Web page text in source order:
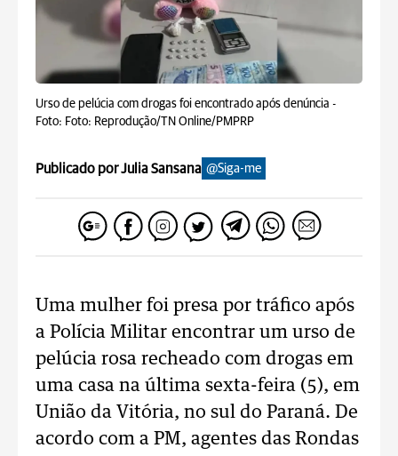
Urso de pelúcia com drogas foi encontrado após denúncia -
Foto: Foto: Reprodução/TN Online/PMPRP
Publicado por Julia Sansana @Siga-me
Uma mulher foi presa por tráfico após
a Polícia Militar encontrar um urso de
pelúcia rosa recheado com drogas em
uma casa na última sexta-feira (5), em
União da Vitória, no sul do Paraná. De
acordo com a PM, agentes das Rondas